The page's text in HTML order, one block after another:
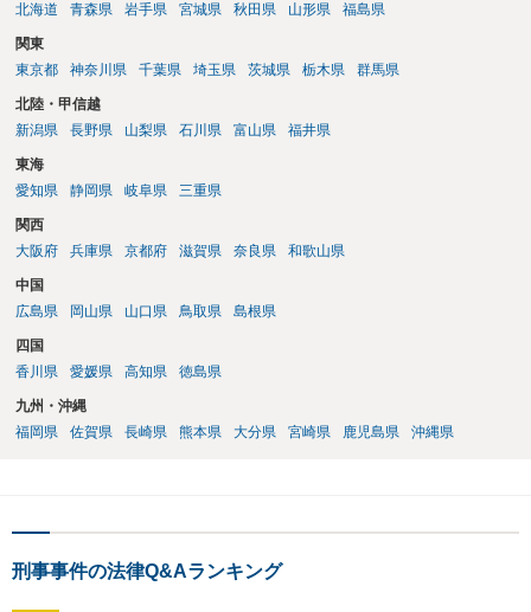
北海道
青森県 岩手県 宮城県 秋田県 山形県 福島県
関東
東京都
神奈川県 千葉県 埼玉県 茨城県 栃木県 群馬県
北陸・甲信越
新潟県
長野県 山梨県 石川県 富山県 福井県
東海
愛知県
静岡県 岐阜県 三重県
関西
大阪府
兵庫県 京都府 滋賀県 奈良県 和歌山県
中国
広島県
岡山県 山口県 鳥取県 島根県
四国
香川県
愛媛県 高知県 徳島県
九州・沖縄
福岡県
佐賀県 長崎県 熊本県 大分県 宮崎県 鹿児島県 沖縄県
刑事事件の法律Q&Aランキング